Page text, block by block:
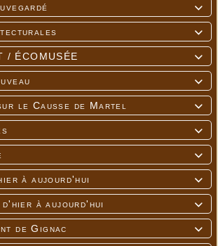



/ ÉCOMUSÉE


le Causse de Martel



à aujourd'hui

à aujourd'hui

de Gignac